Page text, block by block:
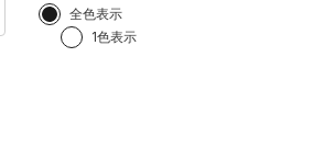
全色表示
1色表示